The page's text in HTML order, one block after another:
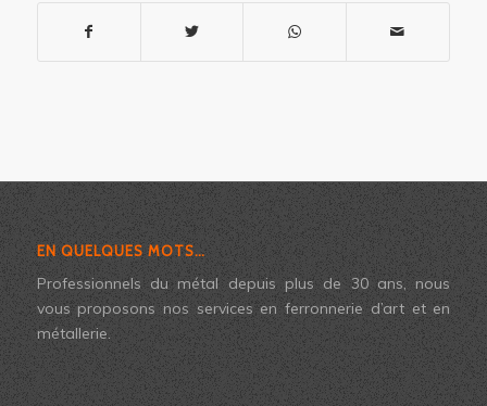
EN QUELQUES MOTS…
Professionnels du métal depuis plus de 30 ans, nous
vous proposons nos services en ferronnerie d’art et en
métallerie.